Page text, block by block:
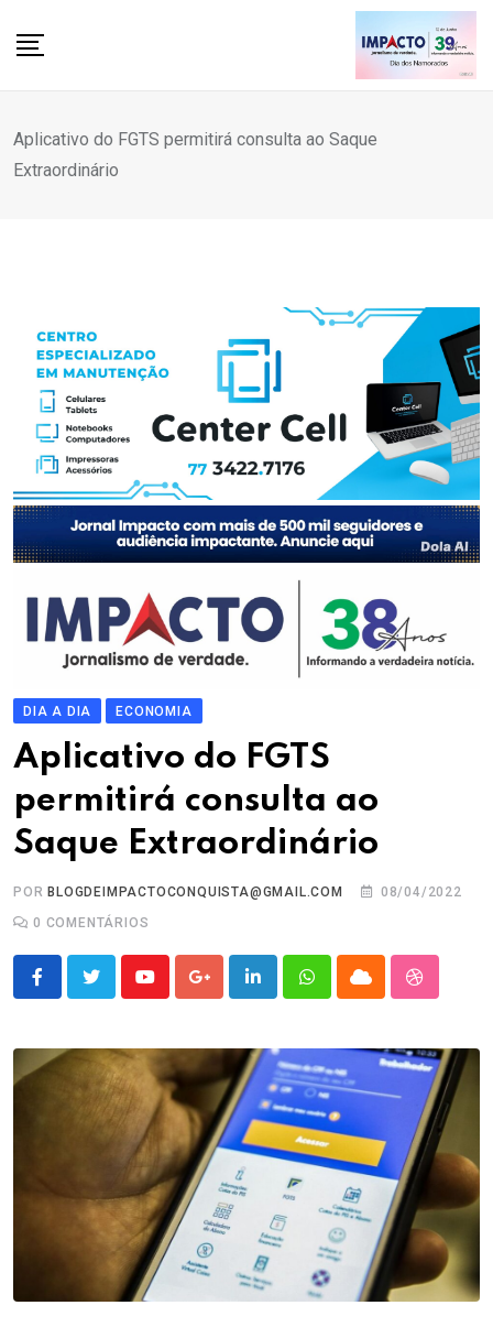
Aplicativo do FGTS permitirá consulta ao Saque
Extraordinário
DIA A DIA ECONOMIA
Aplicativo do FGTS
permitirá consulta ao
Saque Extraordinário
POR BLOGDEIMPACTOCONQUISTA@GMAIL.COM
08/04/2022
0 COMENTÁRIOS
YoutubeGoogle+LinkedInWhatsappCloud